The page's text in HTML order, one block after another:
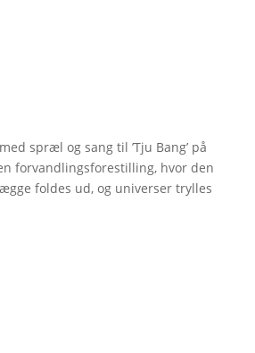
spræl og sang til ’Tju Bang’ på
forvandlingsforestilling, hvor den
foldes ud, og universer trylles